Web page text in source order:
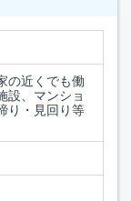
の近くでも働
設、マンショ
り・見回り等